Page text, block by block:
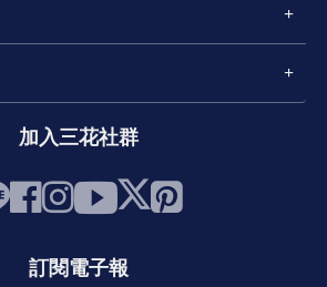
加入三花社群
訂閱電子報